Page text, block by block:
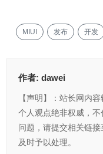
MIUI 发布 开发
作者: dawei
【声明】：站长网内
个人观点绝非权威，
问题，请提交相关链
及时予以处理。